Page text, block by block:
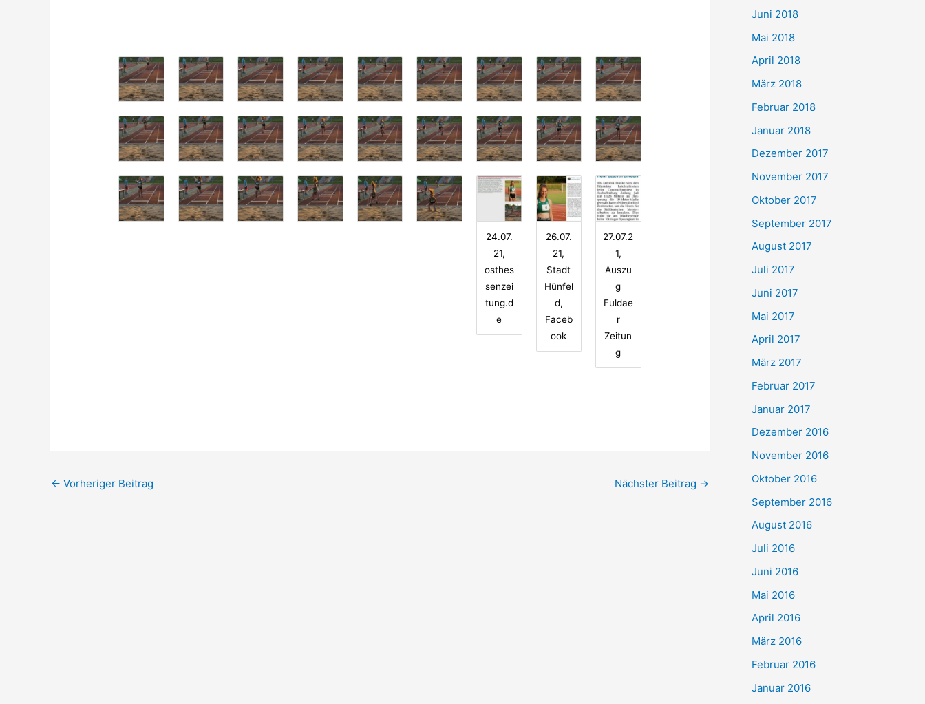
24.07.
21,
osthes
senzei
tung.d
e
26.07.
21,
Stadt
Hünfel
d,
Faceb
ook
27.07.2
1,
Auszu
g
Fuldae
r
Zeitun
g
← Vorheriger Beitrag Nächster Beitrag →
Juni 2018
Mai 2018
April 2018
März 2018
Februar 2018
Januar 2018
Dezember 2017
November 2017
Oktober 2017
September 2017
August 2017
Juli 2017
Juni 2017
Mai 2017
April 2017
März 2017
Februar 2017
Januar 2017
Dezember 2016
November 2016
Oktober 2016
September 2016
August 2016
Juli 2016
Juni 2016
Mai 2016
April 2016
März 2016
Februar 2016
Januar 2016